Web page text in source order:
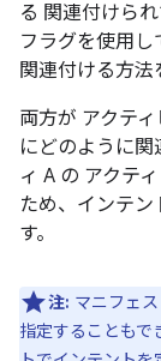
る 関連付けら
フラグを使用し
関連付ける方法
両方が アクテ
にどのように
ィ A の アクテ
ため、インテ
す。
注: マニフェ
指定することもで